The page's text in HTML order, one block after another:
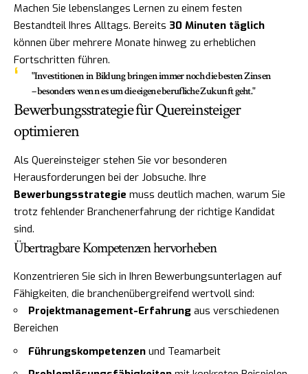
Machen Sie lebenslanges Lernen zu einem festen
Bestandteil Ihres Alltags. Bereits 30 Minuten täglich
können über mehrere Monate hinweg zu erheblichen
Fortschritten führen.
"Investitionen in Bildung bringen immer noch die besten Zinsen
– besonders wenn es um die eigene berufliche Zukunft geht."
Bewerbungsstrategie für Quereinsteiger
optimieren
Als Quereinsteiger stehen Sie vor besonderen
Herausforderungen bei der Jobsuche. Ihre
Bewerbungsstrategie muss deutlich machen, warum Sie
trotz fehlender Branchenerfahrung der richtige Kandidat
sind.
Übertragbare Kompetenzen hervorheben
Konzentrieren Sie sich in Ihren Bewerbungsunterlagen auf
Fähigkeiten, die branchenübergreifend wertvoll sind:
Projektmanagement-Erfahrung aus verschiedenen
Bereichen
Führungskompetenzen und Teamarbeit